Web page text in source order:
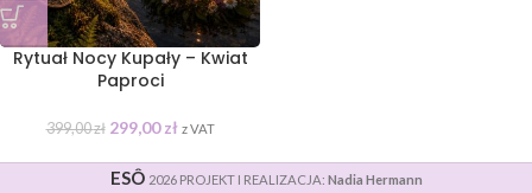
Rytuał Nocy Kupały – Kwiat
Paproci
399,00zł 299,00zł z VAT
ESÔ 2026 PROJEKT I REALIZACJA: Nadia Hermann